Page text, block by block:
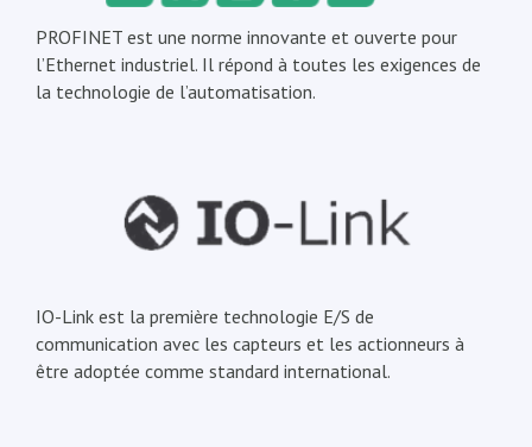
PROFINET est une norme innovante et ouverte pour
l’Ethernet industriel. Il répond à toutes les exigences de
la technologie de l’automatisation.
IO-Link est la première technologie E/S de
communication avec les capteurs et les actionneurs à
être adoptée comme standard international.